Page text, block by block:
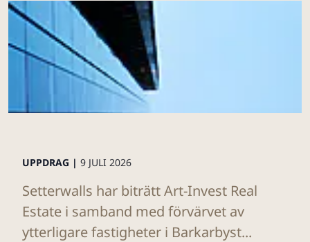
UPPDRAG | 9 JULI 2026
Setterwalls har biträtt Art-Invest Real
Estate i samband med förvärvet av
ytterligare fastigheter i Barkarbyst...